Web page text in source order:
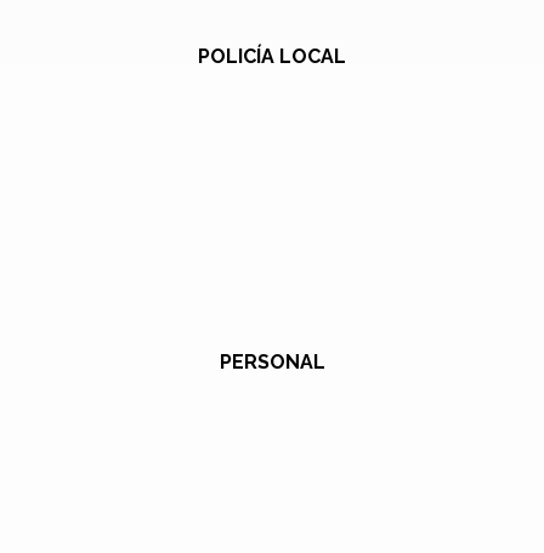
POLICÍA LOCAL
PERSONAL